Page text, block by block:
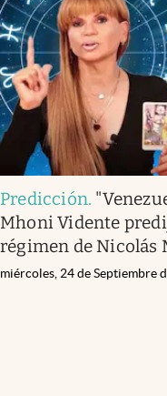
Predicción.
Mhoni Vidente
régimen de Nicolás
miércoles, 24 de Septiembre